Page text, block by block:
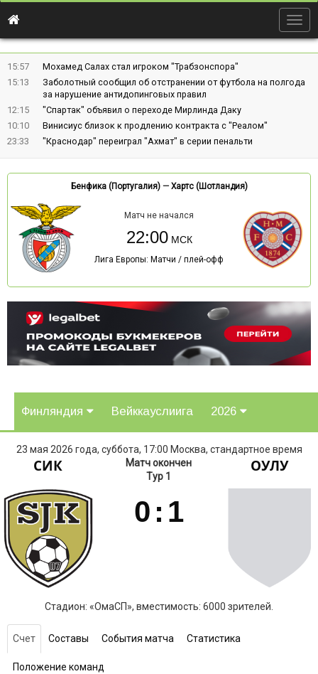
15:57
Мохамед Салах стал игроком "Трабзонспора"
15:13
Заболотный сообщил об отстранении от футбола на полгода
за нарушение антидопинговых правил
12:15
"Спартак" объявил о переходе Мирлинда Даку
10:10
Винисиус близок к продлению контракта с "Реалом"
23:33
"Краснодар" переиграл "Ахмат" в серии пенальти
Бенфика (Португалия)— Хартс (Шотландия)
Матч не начался
22:00
Лига Европы: Матчи / плей-офф
Финляндия Вейккауслиига 2026
23 мая 2026 года, суббота, 17:00 Москва, стандартное время
СИК
Матч окончен
Тур 1
0 : 1
ОУЛУ
Стадион: «ОмаСП», вместимость: 6000 зрителей.
Счет Составы События матча Статистика
Положение команд